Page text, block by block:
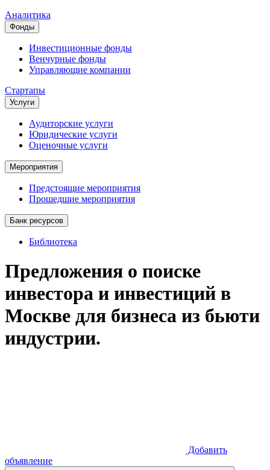
Аналитика
Фонды
Инвестиционные фонды
Венчурные фонды
Управляющие компании
Стартапы
Услуги
Аудиторские услуги
Юридические услуги
Оценочные услуги
Мероприятия
Предстоящие мероприятия
Прошедшие мероприятия
Банк ресурсов
Библиотека
Предложения о поиске
инвестора и инвестиций в
Москве для бизнеса из бьюти
индустрии.
Добавить
объявление